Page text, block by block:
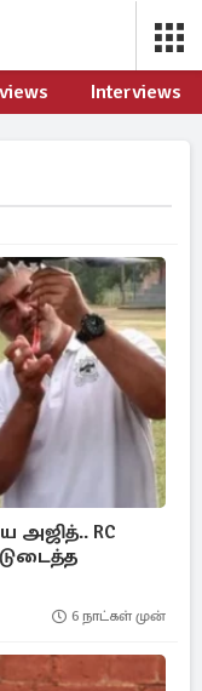
Interviews
அஜித்.. RC
6 நாட்கள் முன்